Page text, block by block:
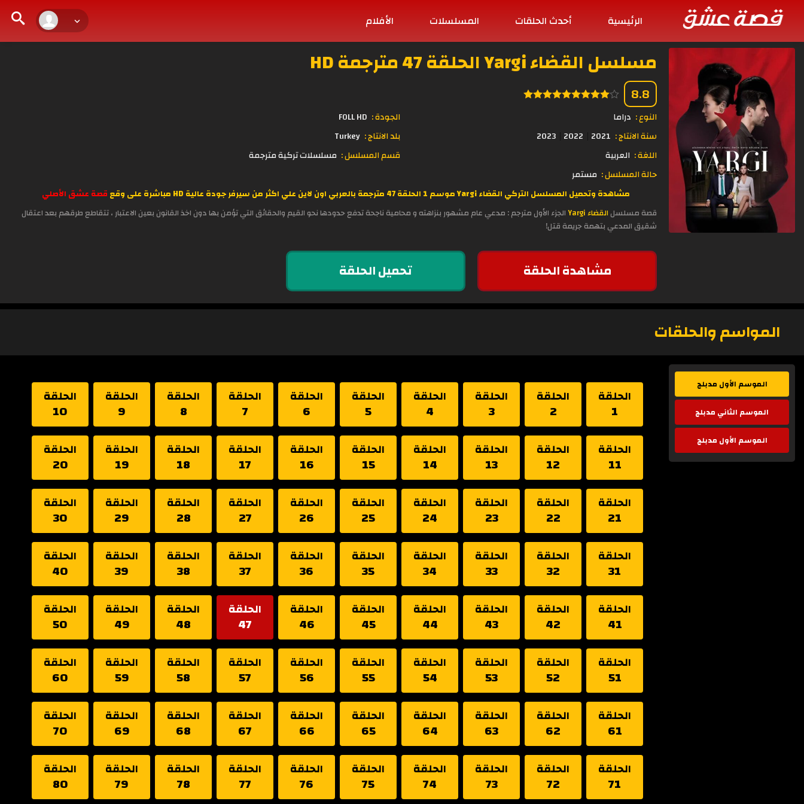
الرئيسية أحدث الحلقات المسلسلات الأفلام
مسلسل القضاء Yargi الحلقة 47 مترجمة HD
8.8
النوع : دراما الجودة : FOLL HD
سنة الانتاج : 2021
2022
2023 بلد الانتاج : Turkey
اللغة : العربية قسم المسلسل : مسلسلات تركية مترجمة
حالة المسلسل : مستمر
مشاهدة وتحميل المسلسل التركي القضاء Yargi موسم 1 الحلقة 47 مترجمة بالعربي اون لاين علي اكثر من سيرفر جودة عالية HD مباشرة على وقع
قصة عشق الأصلي
قصة مسلسل القضاء Yargi
الجزء الأول مترجم : مدعي عام مشهور بنزاهته و محامية ناجحة تدفع حدودها نحو القيم والحقائق التي تؤمن بها دون اخذ القانون بعين الاعتبار ، تتقاطع طرقهم بعد اعتقال
شقيق المدعي بتهمة جريمة قتل!
مشاهدة الحلقة تحميل الحلقة
المواسم والحلقات
الموسم الأول مدبلج
الموسم الثاني مدبلج
الموسم الأول مدبلج
الحلقة
1
الحلقة
2
الحلقة
3
الحلقة
4
الحلقة
5
الحلقة
6
الحلقة
7
الحلقة
8
الحلقة
9
الحلقة
10
الحلقة
11
الحلقة
12
الحلقة
13
الحلقة
14
الحلقة
15
الحلقة
16
الحلقة
17
الحلقة
18
الحلقة
19
الحلقة
20
الحلقة
21
الحلقة
22
الحلقة
23
الحلقة
24
الحلقة
25
الحلقة
26
الحلقة
27
الحلقة
28
الحلقة
29
الحلقة
30
الحلقة
31
الحلقة
32
الحلقة
33
الحلقة
34
الحلقة
35
الحلقة
36
الحلقة
37
الحلقة
38
الحلقة
39
الحلقة
40
الحلقة
41
الحلقة
42
الحلقة
43
الحلقة
44
الحلقة
45
الحلقة
46
الحلقة
47
الحلقة
48
الحلقة
49
الحلقة
50
الحلقة
51
الحلقة
52
الحلقة
53
الحلقة
54
الحلقة
55
الحلقة
56
الحلقة
57
الحلقة
58
الحلقة
59
الحلقة
60
الحلقة
61
الحلقة
62
الحلقة
63
الحلقة
64
الحلقة
65
الحلقة
66
الحلقة
67
الحلقة
68
الحلقة
69
الحلقة
70
الحلقة
71
الحلقة
72
الحلقة
73
الحلقة
74
الحلقة
75
الحلقة
76
الحلقة
77
الحلقة
78
الحلقة
79
الحلقة
80